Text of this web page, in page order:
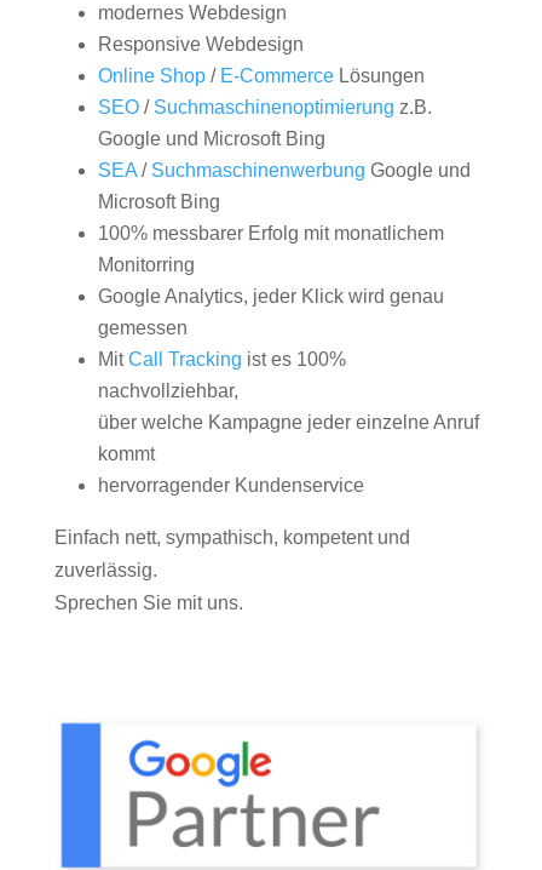
modernes Webdesign
Responsive Webdesign
Online Shop/ E-CommerceLösungen
SEO/ Suchmaschinenoptimierung z.B.
Google und Microsoft Bing
SEA/ Suchmaschinenwerbung Google und
Microsoft Bing
100% messbarer Erfolg mit monatlichem
Monitorring
Google Analytics, jeder Klick wird genau
gemessen
MitCall Tracking ist es 100%
nachvollziehbar,
über welche Kampagne jeder einzelne Anruf
kommt
hervorragender Kundenservice
Einfach nett, sympathisch, kompetent und
zuverlässig.
Sprechen Sie mit uns.